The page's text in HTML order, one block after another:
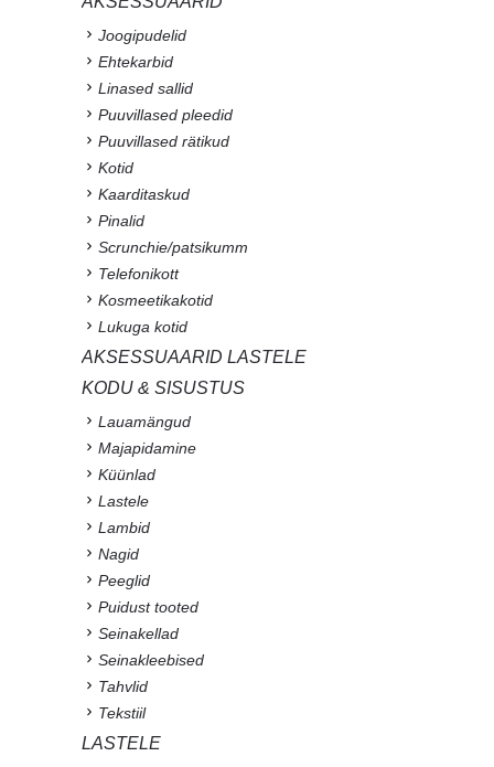
Joogipudelid
Ehtekarbid
Linased sallid
Puuvillased pleedid
Puuvillased rätikud
Kotid
Kaarditaskud
Pinalid
Scrunchie/patsikumm
Telefonikott
Kosmeetikakotid
Lukuga kotid
AKSESSUAARID LASTELE
KODU & SISUSTUS
Lauamängud
Majapidamine
Küünlad
Lastele
Lambid
Nagid
Peeglid
Puidust tooted
Seinakellad
Seinakleebised
Tahvlid
Tekstiil
LASTELE